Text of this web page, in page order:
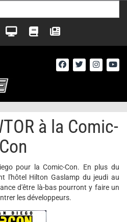
à la Comic-
Con
pour la Comic-Con. En plus du
l'hôtel Hilton Gaslamp du jeudi au
d'être là-bas pourront y faire un
les développeurs.